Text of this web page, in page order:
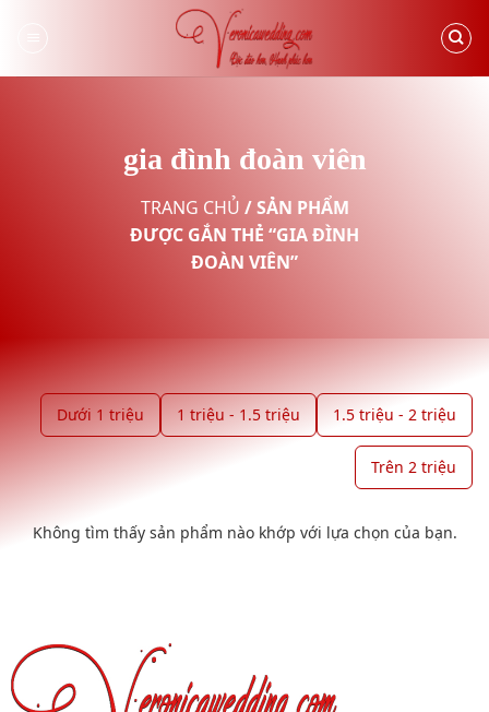
gia đình đoàn viên
TRANG CHỦ /SẢN PHẨM
ĐƯỢC GẮN THẺ “GIA ĐÌNH
ĐOÀN VIÊN”
Dưới 1 triệu 1 triệu - 1.5 triệu 1.5 triệu - 2 triệu
Trên 2 triệu
Không tìm thấy sản phẩm nào khớp với lựa chọn của bạn.